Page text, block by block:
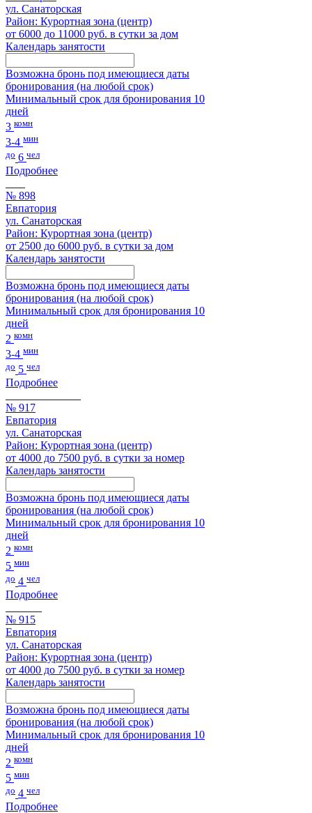
ул. Санаторская
Район: Курортная зона (центр)
от 6000 до 11000 руб. в сутки за дом
Календарь занятости
Возможна бронь под имеющиеся даты
бронирования (на любой срок)
Минимальный срок для бронирования 10
дней
3 комн
3-4 мин
до 6 чел
Подробнее
№ 898
Евпатория
ул. Санаторская
Район: Курортная зона (центр)
от 2500 до 6000 руб. в сутки за дом
Календарь занятости
Возможна бронь под имеющиеся даты
бронирования (на любой срок)
Минимальный срок для бронирования 10
дней
2 комн
3-4 мин
до 5 чел
Подробнее
№ 917
Евпатория
ул. Санаторская
Район: Курортная зона (центр)
от 4000 до 7500 руб. в сутки за номер
Календарь занятости
Возможна бронь под имеющиеся даты
бронирования (на любой срок)
Минимальный срок для бронирования 10
дней
2 комн
5 мин
до 4 чел
Подробнее
№ 915
Евпатория
ул. Санаторская
Район: Курортная зона (центр)
от 4000 до 7500 руб. в сутки за номер
Календарь занятости
Возможна бронь под имеющиеся даты
бронирования (на любой срок)
Минимальный срок для бронирования 10
дней
2 комн
5 мин
до 4 чел
Подробнее